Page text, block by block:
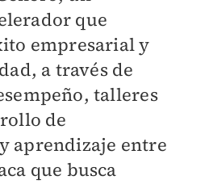
que
empresarial y
a través de
talleres
de
aprendizaje entre
que busca